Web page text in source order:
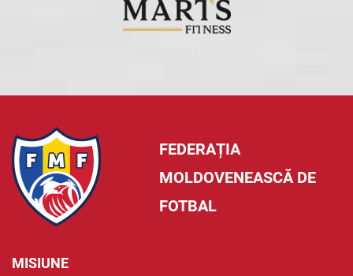
FEDERAȚIA
MOLDOVENEASCĂ DE
FOTBAL
MISIUNE